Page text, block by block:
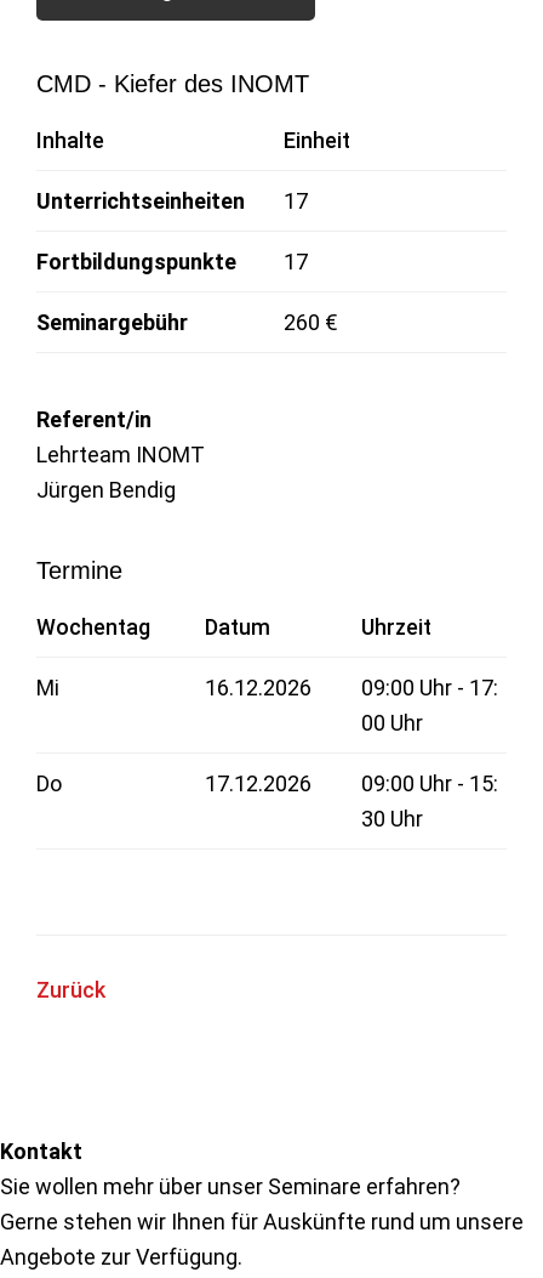
CMD - Kiefer des INOMT
Inhalte Einheit
Unterrichtseinheiten 17
Fortbildungspunkte 17
Seminargebühr 260 €
Referent/in
Lehrteam INOMT
Jürgen Bendig
Termine
Wochentag Datum Uhrzeit
Mi 16.12.2026
09:00 Uhr - 17:
00 Uhr
Do 17.12.2026
09:00 Uhr - 15:
30 Uhr
Zurück
Kontakt
Sie wollen mehr über unser Seminare erfahren?
Gerne stehen wir Ihnen für Auskünfte rund um unsere
Angebote zur Verfügung.